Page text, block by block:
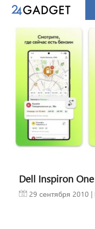
Dell Inspiron
29 сентября 2010 |